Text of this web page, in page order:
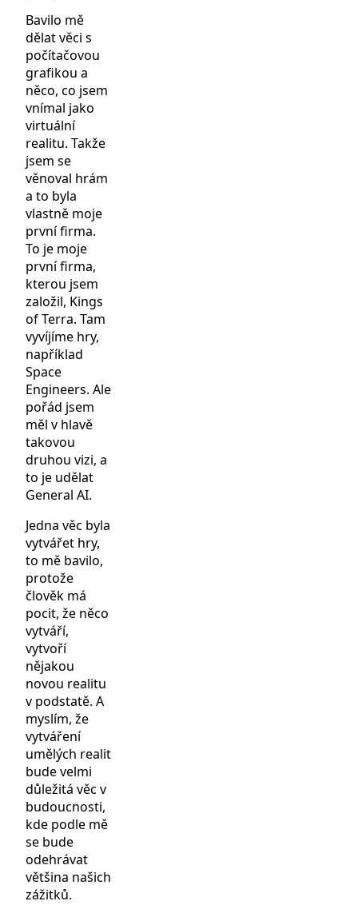
Bavilo mě
dělat věci s
počítačovou
grafikou a
něco, co jsem
vnímal jako
virtuální
realitu. Takže
jsem se
věnoval hrám
a to byla
vlastně moje
první firma.
To je moje
první firma,
kterou jsem
založil, Kings
of Terra. Tam
vyvíjíme hry,
například
Space
Engineers. Ale
pořád jsem
měl v hlavě
takovou
druhou vizi, a
to je udělat
General AI.
Jedna věc byla
vytvářet hry,
to mě bavilo,
protože
člověk má
pocit, že něco
vytváří,
vytvoří
nějakou
novou realitu
v podstatě. A
myslím, že
vytváření
umělých realit
bude velmi
důležitá věc v
budoucnosti,
kde podle mě
se bude
odehrávat
většina našich
zážitků.